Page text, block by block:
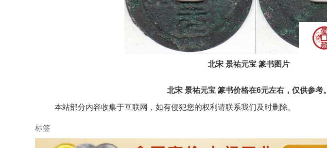
北宋 景祐元宝 篆书图片
北宋 景祐元宝 篆书价格在6元左右，仅供参考。
本站部分内容收集于互联网，如有侵犯您的权利请联系我们及时删除。
标签